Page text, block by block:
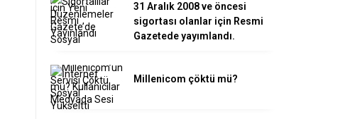
31 Aralık 2008 ve öncesi
sigortası olanlar için Resmi
Gazetede yayımlandı.
Millenicom çöktü mü?